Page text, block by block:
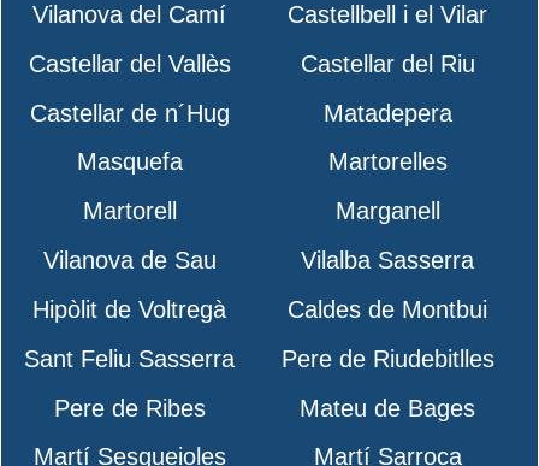
Vilanova del Camí
Castellbell i el Vilar
Castellar del Vallès
Castellar del Riu
Castellar de n´Hug
Matadepera
Masquefa
Martorelles
Martorell
Marganell
Vilanova de Sau
Vilalba Sasserra
Hipòlit de Voltregà
Caldes de Montbui
Sant Feliu Sasserra
Pere de Riudebitlles
Pere de Ribes
Mateu de Bages
Martí Sesgueioles
Martí Sarroca